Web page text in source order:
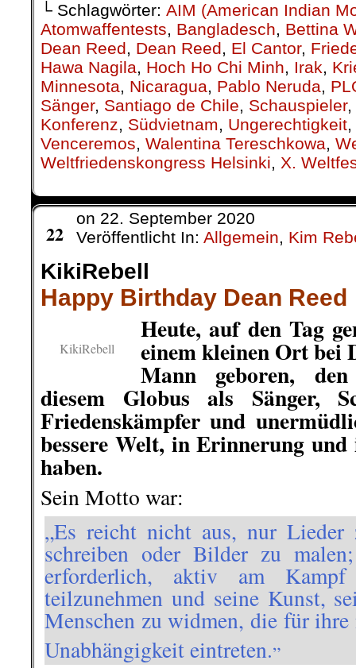
└ Schlagwörter: AIM (American Indian
Atomwaffentests, Bangladesch, Bettina
Dean Reed, Dean Reed, El Cantor,
Hawa Nagila, Hoch Ho Chi Minh, Irak,
Minnesota, Nicaragua, Pablo Neruda,
Sänger, Santiago de Chile, Schauspieler,
Konferenz, Südvietnam, Ungerechtigkeit,
Venceremos, Walentina Tereschkowa,
Weltfriedenskongress Helsinki, X.
22
on 22. September 2020
Veröffentlicht In: Allgemein, Kim
KikiRebell
Happy Birthday Dean Reed
KikiRebell
Heute, auf den Tag
einem kleinen Ort bei
Mann geboren,
diesem Globus als Sänger,
Friedenskämpfer und
bessere Welt, in Erinnerung
haben.
Sein Motto war:
„Es reicht nicht aus, nur Lieder
schreiben oder Bilder zu
erforderlich, aktiv am
teilzunehmen und seine Kunst,
Menschen zu widmen, die für
Unabhängigkeit eintreten.„